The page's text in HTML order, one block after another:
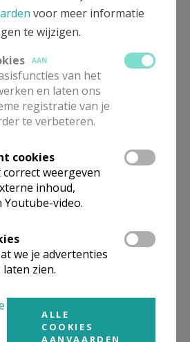
taken?
heel afwisselende job is. De
is tof en heel
invullen van de registers doe
zijn er weinig dingen die ik
soms wel een beetje tegen
wat hij zou moeten doen.
Heiende. Ben je daarbij
en ben het manusje van
heb je wellicht ook voor
zalige job en vanuit mijn
dag waarmaken.
voor meer informatie
te wijzigen.
AAN
van het
en laten ons
registratie van je
te verbeteren.
cookies
weergeven
inhoud,
video.
we je advertenties
zien.
ALLE
COOKIES
AANVAARDEN